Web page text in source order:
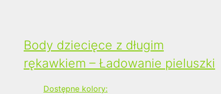
Body dziecięce z długim
rękawkiem – Ładowanie pieluszki
Dostępne kolory: